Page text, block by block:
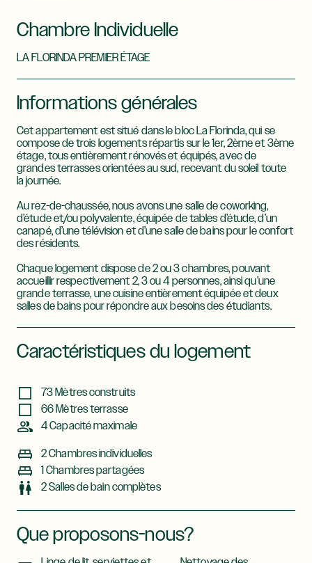
Chambre Individuelle
LA FLORINDA PREMIER ÉTAGE
Informations générales​
Cet appartement est situé dans le bloc La Florinda, qui se
compose de trois logements répartis sur le 1er, 2ème et 3ème
étage, tous entièrement rénovés et équipés, avec de
grandes terrasses orientées au sud, recevant du soleil toute
la journée.
Au rez-de-chaussée, nous avons une salle de coworking,
d’étude et/ou polyvalente, équipée de tables d’étude, d’un
canapé, d’une télévision et d’une salle de bains pour le confort
des résidents.
Chaque logement dispose de 2 ou 3 chambres, pouvant
accueillir respectivement 2, 3 ou 4 personnes, ainsi qu’une
grande terrasse, une cuisine entièrement équipée et deux
salles de bains pour répondre aux besoins des étudiants.
Caractéristiques du logement
73 Mètres construits
66 Mètres terrasse
4 Capacité maximale
2 Chambres individuelles
1 Chambres partagées
2 Salles de bain complètes
Que proposons-nous?